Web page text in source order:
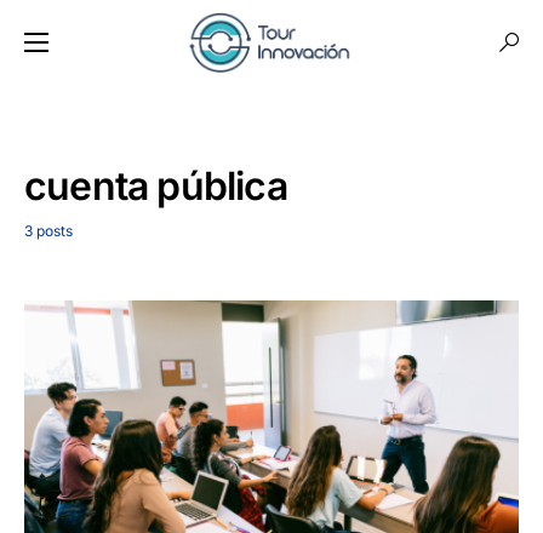
cuenta pública
3 posts